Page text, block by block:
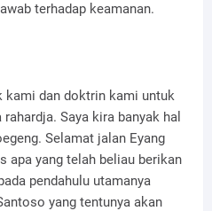
terhadap keamanan.
kami dan doktrin kami untuk
Saya kira banyak hal
Selamat jalan Eyang
apa yang telah beliau berikan
pendahulu utamanya
yang tentunya akan